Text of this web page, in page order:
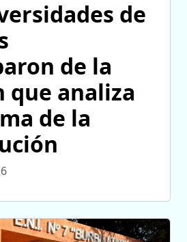
de
de la
que analiza
de la